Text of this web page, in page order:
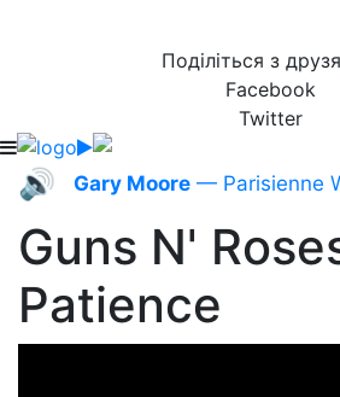
Поділіться з
Facebook
Twitter
🔊 Gary Moore — Parisienne
Guns N'
Patience